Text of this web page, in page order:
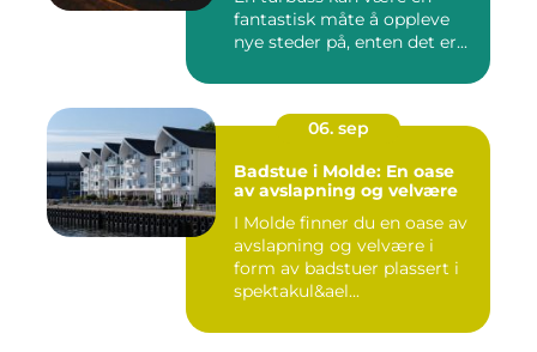
fantastisk måte å oppleve
nye steder på, enten det er...
06. sep
Badstue i Molde: En oase
av avslapning og velvære
I Molde finner du en oase av
avslapning og velvære i
form av badstuer plassert i
spektakul&ael...